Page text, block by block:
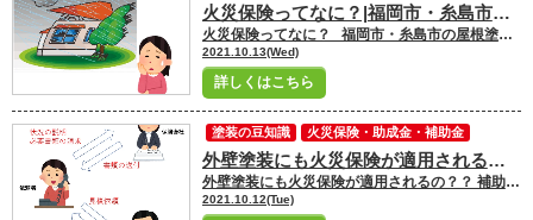
火災保険ってなに？|福岡市・糸島市の屋根塗装・外壁塗装専門店ユーペイント
火災保険ってなに？ 福岡市・糸島市の屋根塗装・外壁塗装専門店ユーペイントスタッフの三村です☆彡 前回ご紹介した こちらのブログ↓↓ 外壁塗装にも火災保険が適用されるの？？ 補助金を使って外壁のリフォーム
2021.10.13(Wed)
詳しくはこちら
外壁塗装にも火災保険が適用されるの？？|福岡市・糸島市の屋根塗装・外壁塗装専門店ユーペイント
外壁塗装にも火災保険が適用されるの？？ 補助金を使って外壁のリフォーム
2021.10.12(Tue)
塗装の豆知識 火災保険・助成金・補助金